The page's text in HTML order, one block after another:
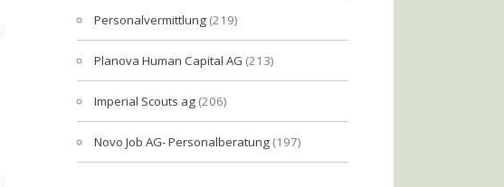
Personalvermittlung (219)
Planova Human Capital AG (213)
Imperial Scouts ag (206)
Novo Job AG- Personalberatung (197)